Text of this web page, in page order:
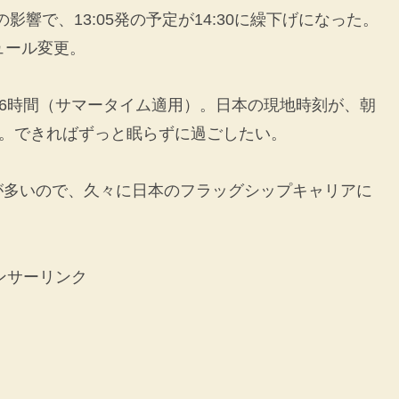
響で、13:05発の予定が14:30に繰下げになった。
ル変更。
間（サマータイム適用）。日本の現地時刻が、朝
きればずっと眠らずに過ごしたい。
いので、久々に日本のフラッグシップキャリアに
サーリンク